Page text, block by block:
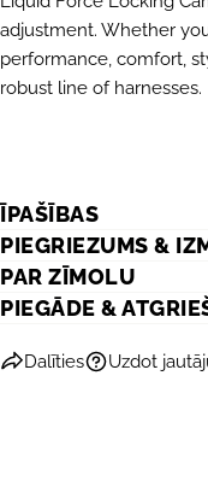
adjustment. Whether
performance, comfort,
robust line of harnesses.
ĪPAŠĪBAS
PIEGRIEZUMS &
PAR ZĪMOLU
PIEGĀDE &
Dalīties
DalītiesDalīties
Uzdot
telefons
Jūsu
ziņojums